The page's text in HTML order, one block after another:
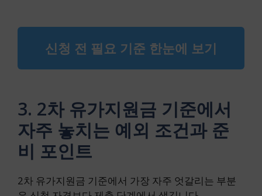
신청 전 필요 기준 한눈에 보기
3. 2차 유가지원금 기준에서
자주 놓치는 예외 조건과 준
비 포인트
2차 유가지원금 기준에서 가장 자주 엇갈리는 부분